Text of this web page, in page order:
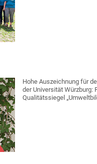
Hohe Auszeichnung für
der Universität Würzburg:
Qualitätssiegel